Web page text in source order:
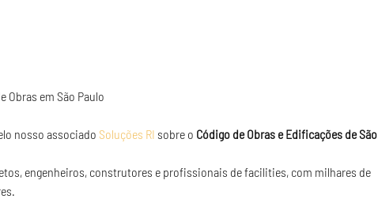
nosso associado Soluções RI sobre o Código de Obras e Edificações de São
engenheiros, construtores e profissionais de facilities, com milhares de